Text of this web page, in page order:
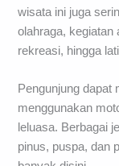
wisata ini juga
olahraga, kegiatan
rekreasi, hingga
Pengunjung dapat
menggunakan
leluasa. Berbagai
pinus, puspa, dan